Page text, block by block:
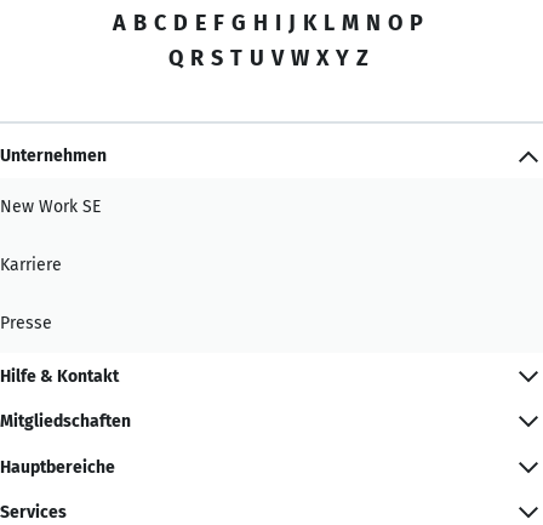
A B C D E F G H I J K L M N O P
Q R S T U V W X Y Z
Unternehmen
New Work SE
Karriere
Presse
Hilfe & Kontakt
Mitgliedschaften
Hauptbereiche
Services